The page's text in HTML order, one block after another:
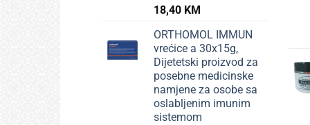
18,40 KM
ORTHOMOL IMMUN
vrećice a 30x15g,
Dijetetski proizvod za
posebne medicinske
namjene za osobe sa
oslabljenim imunim
sistemom